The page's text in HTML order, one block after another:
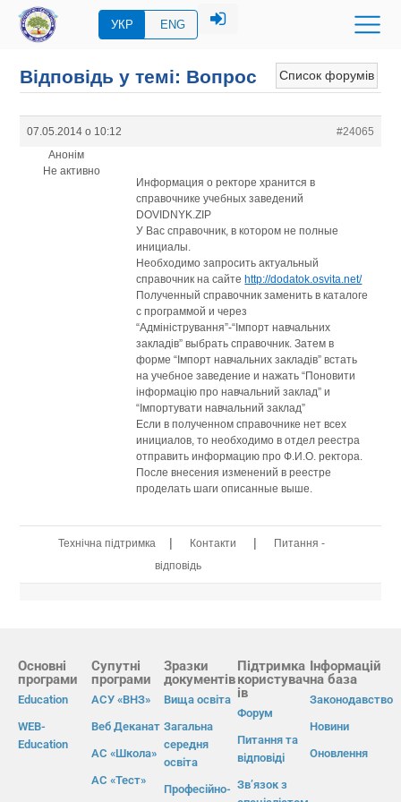
УКР ENG
Список форумів
Відповідь у темі: Вопрос
07.05.2014 о 10:12
#24065
Анонім
Не активно
Информация о ректоре хранится в
справочнике учебных заведений
DOVIDNYK.ZIP
У Вас справочник, в котором не полные
инициалы.
Необходимо запросить актуальный
справочник на сайтеhttp://dodatok.osvita.net/
Полученный справочник заменить в каталоге
с программой и через
“Адміністрування”-“Імпорт навчальних
закладів” выбрать справочник. Затем в
форме “Імпорт навчальних закладів” встать
на учебное заведение и нажать “Поновити
інформацію про навчальний заклад” и
“Імпортувати навчальний заклад”
Если в полученном справочнике нет всех
инициалов, то необходимо в отдел реестра
отправить информацию про Ф.И.О. ректора.
После внесения изменений в реестре
проделать шаги описанные выше.
Технічна підтримка | Контакти |
Питання -
відповідь
Основні
програми
Education
WEB-
Education
Супутні
програми
АСУ «ВНЗ»
Веб Деканат
АС «Школа»
АС «Тест»
Зразки
документів
Вища освіта
Загальна
середня
освіта
Професійно-
Підтримка
користувач
ів
Форум
Питання та
відповіді
Зв’язок з
Інформацій
на база
Законодавство
Новини
Оновлення